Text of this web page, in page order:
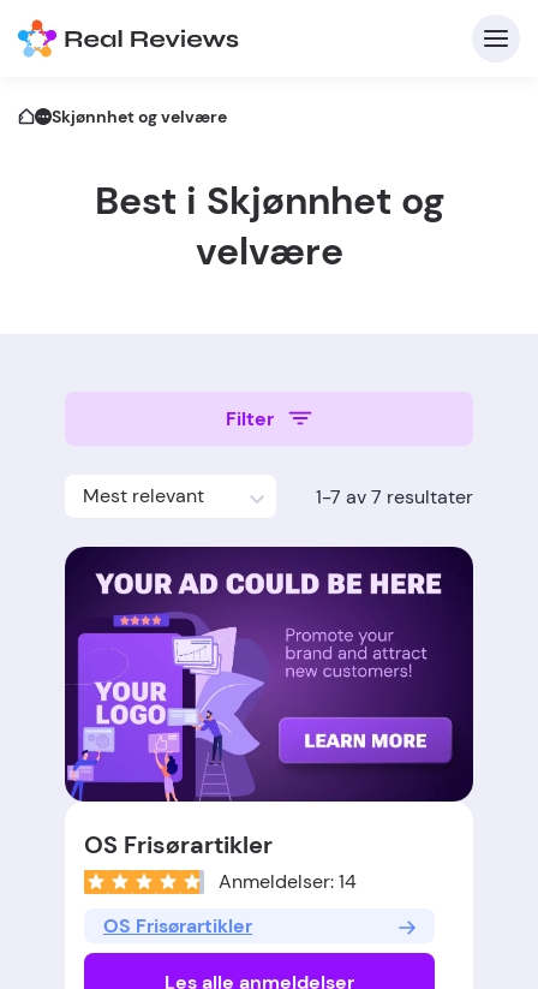
Skjønnhet og velvære
Best i Skjønnhet og
velvære
Filter
Mest relevant 1-7 av 7 resultater
OS Frisørartikler
Anmeldelser: 14
OS Frisørartikler
Les alle anmeldelser